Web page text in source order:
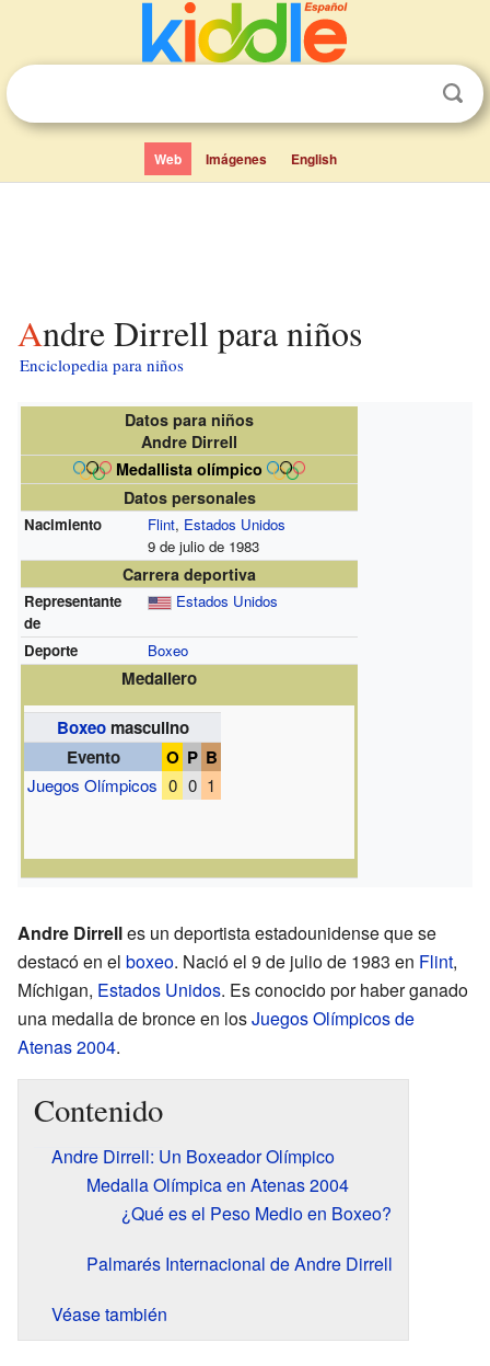
Web Imágenes English
Andre Dirrell para niños
Enciclopedia para niños
Datos para niños
Andre Dirrell
Medallista olímpico
Datos personales
Nacimiento Flint, Estados Unidos
9 de julio de 1983
Carrera deportiva
Representante
de
Estados Unidos
Deporte Boxeo
Medallero
Boxeomasculino
Evento
O P B
Juegos Olímpicos 0 0 1
Andre Dirrelles un deportista estadounidense que se
destacó en el boxeo. Nació el 9 de julio de 1983 en Flint,
Míchigan, Estados Unidos. Es conocido por haber ganado
una medalla de bronce en losJuegos Olímpicos de
Atenas 2004.
Contenido
Andre Dirrell: Un Boxeador Olímpico
Medalla Olímpica en Atenas 2004
¿Qué es el Peso Medio en Boxeo?
Palmarés Internacional de Andre Dirrell
Véase también